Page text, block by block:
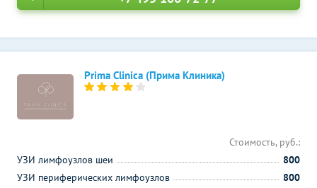
Prima Clinica (Прима Клиника)
Стоимость, руб.:
УЗИ лимфоузлов шеи
800
УЗИ периферических лимфоузлов
800